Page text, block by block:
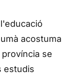
acostuma
se
estudis